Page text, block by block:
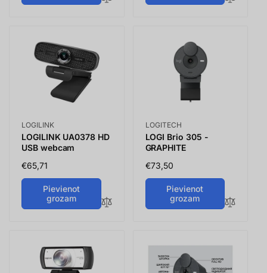
Vendor:
LOGILINK
LOGILINK UA0378 HD
USB webcam
Parastā
cena
€65,71
Pievienot
grozam
Vendor:
LOGITECH
LOGI Brio 305 -
GRAPHITE
Parastā
cena
€73,50
Pievienot
grozam